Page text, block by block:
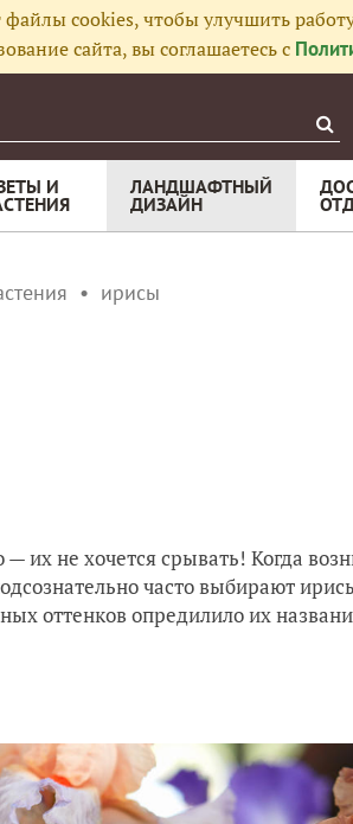
cookies, чтобы улучшить
сайта, вы соглашаетесь с
И ЛАНДШАФТНЫЙ
ДИЗАЙН
ирисы
их не хочется срывать! Когда
часто выбирают
оттенков опредилило их